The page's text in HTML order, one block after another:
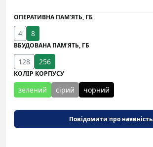
ОПЕРАТИВНА ПАМ'ЯТЬ, ГБ
4 8
ВБУДОВАНА ПАМ'ЯТЬ, ГБ
128 256
КОЛІР КОРПУСУ
зелений сірий чорний
Повідомити про наявність